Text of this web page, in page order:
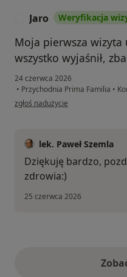
Jaro Weryfikacja
Moja pierwsza
wszystko wyjaśnił,
24 czerwca 2026
• Przychodnia Prima Familia •
w opinii użytkownika Jaro
zgłoś nadużycie
lek. Paweł Szemla
Dziękuję bardzo,
zdrowia:)
25 czerwca 2026